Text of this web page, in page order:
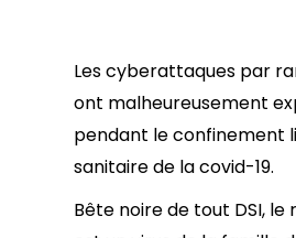
Les cyberattaques par
ont malheureusement
pendant le confinement
sanitaire de la covid-19.
Bête noire de tout DSI,